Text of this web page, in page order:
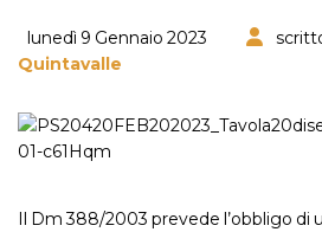
lunedì 9 Gennaio 2023
Quintavalle
Il Dm 388/2003 prevede l’obbligo di